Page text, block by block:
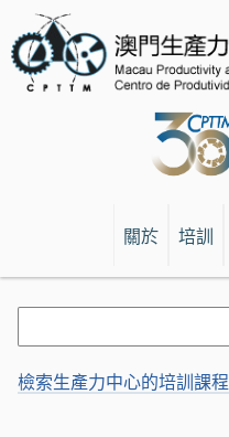
關於 培訓
檢索生產力中心的培訓課程